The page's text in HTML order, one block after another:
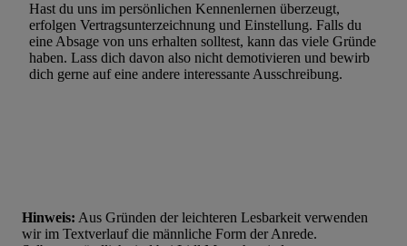
Hast du uns im persönlichen Kennenlernen überzeugt,
erfolgen Vertragsunterzeichnung und Einstellung. Falls du
eine Absage von uns erhalten solltest, kann das viele Gründe
haben. Lass dich davon also nicht demotivieren und bewirb
dich gerne auf eine andere interessante Ausschreibung.
Hinweis: Aus Gründen der leichteren Lesbarkeit verwenden
wir im Textverlauf die männliche Form der Anrede.
Verwendung genauer Standortdaten. Erstellung von Profilen
Werbung. Speichern von oder Zugriff auf Informationen auf
Entwicklung und Verbesserung der Angebote. Analyse von
Statistiken oder Kombinationen von Daten aus verschiedenen